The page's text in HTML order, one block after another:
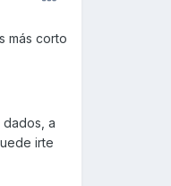
más corto
dados, a
irte